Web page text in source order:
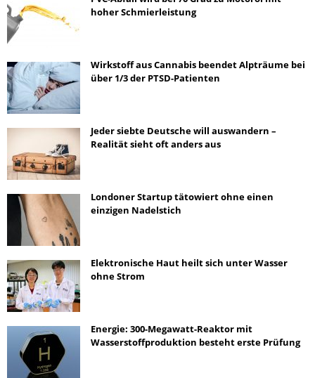
hoher Schmierleistung
Wirkstoff aus Cannabis beendet Alpträume bei
über 1/3 der PTSD-Patienten
Jeder siebte Deutsche will auswandern –
Realität sieht oft anders aus
Londoner Startup tätowiert ohne einen
einzigen Nadelstich
Elektronische Haut heilt sich unter Wasser
ohne Strom
Energie: 300-Megawatt-Reaktor mit
Wasserstoffproduktion besteht erste Prüfung